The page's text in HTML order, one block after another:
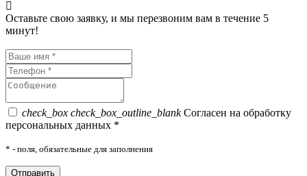
Оставьте свою заявку, и мы перезвоним вам в течение 5
минут!
check_box check_box_outline_blankСогласен на обработку
персональных данных *
* - поля, обязательные для заполнения